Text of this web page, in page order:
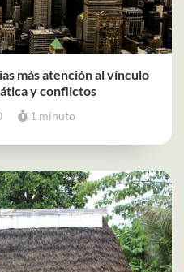
más atención al vínculo
y conflictos
1 minuto